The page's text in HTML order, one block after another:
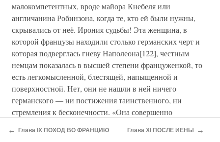
малокомпетентных, вроде майора Кнебеля или
англичанина Робинзона, когда те, кто ей были нужны,
скрывались от неё. Ирония судьбы! Эта женщина, в
которой французы находили столько германских черт и
которая подверглась гневу Наполеона[122], честным
немцам показалась в высшей степени француженкой, то
есть легкомысленной, блестящей, напыщенной и
поверхностной. Нет, они не нашли в ней ничего
германского — ни постижения таинственного, ни
стремления к бесконечности. «Она совершенно
Шиллер Гёте.
← Глава IX ПОХОД ВО ФРАНЦИЮ Глава XI ПОСЛЕ ИЕНЫ →